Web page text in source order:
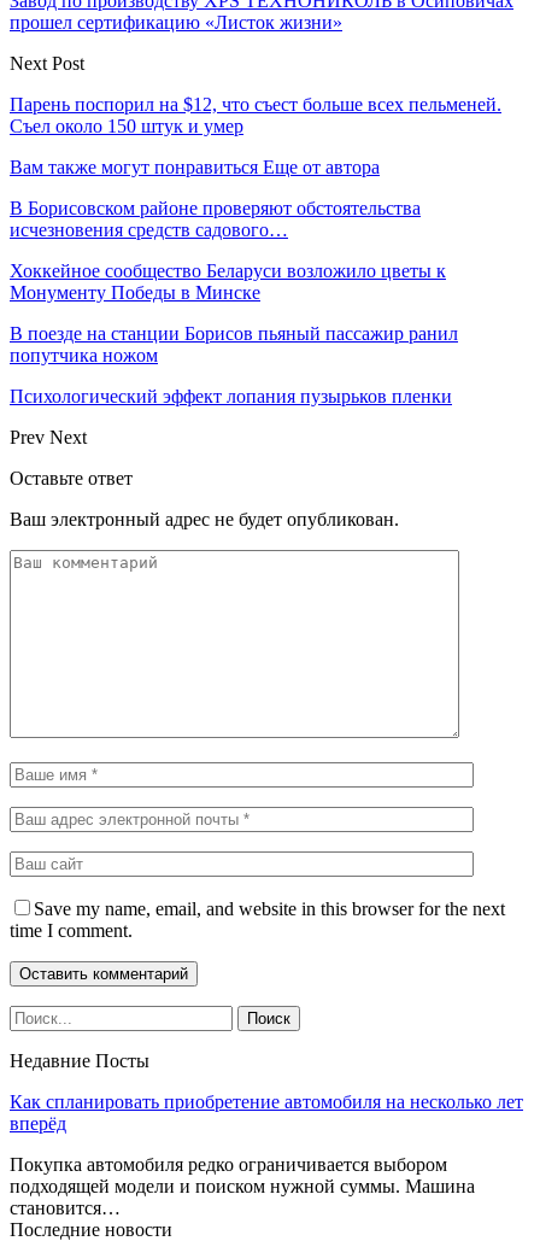
прошел сертификацию «Листок жизни»
Next Post
Парень поспорил на $12, что съест больше всех пельменей.
Съел около 150 штук и умер
Вам также могут понравиться Еще от автора
В Борисовском районе проверяют обстоятельства
исчезновения средств садового…
Хоккейное сообщество Беларуси возложило цветы к
Монументу Победы в Минске
В поезде на станции Борисов пьяный пассажир ранил
попутчика ножом
Психологический эффект лопания пузырьков пленки
Prev Next
Оставьте ответ
Ваш электронный адрес не будет опубликован.
Save my name, email, and website in this browser for the next
time I comment.
Недавние Посты
Как спланировать приобретение автомобиля на несколько лет
вперёд
Покупка автомобиля редко ограничивается выбором
подходящей модели и поиском нужной суммы. Машина
становится…
Последние новости